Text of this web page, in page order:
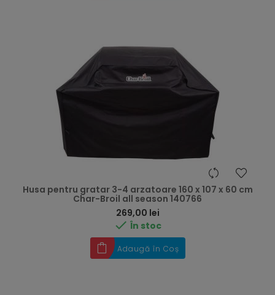
Husa pentru gratar 3-4 arzatoare 160 x 107 x 60 cm
Char-Broil all season 140766
269,00 lei
 În stoc
Adaugă în Coș